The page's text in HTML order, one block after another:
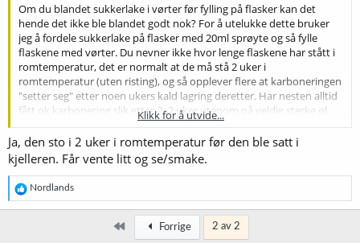
Om du blandet sukkerlake i vørter før fylling på flasker kan det
hende det ikke ble blandet godt nok? For å utelukke dette bruker
jeg å fordele sukkerlake på flasker med 20ml sprøyte og så fylle
flaskene med vørter. Du nevner ikke hvor lenge flaskene har stått i
romtemperatur, det er normalt at de må stå 2 uker i
romtemperatur (uten risting), og så opplever flere at karboneringen
"setter seg" etter noen ukers kald lagring deretter. Har nesten alltid
fått ok karbonering slik etter 2+2 uker utenom på veldig sterke øl,
men merk at du kan fortsatt få lite/dårlig skum selv om karbonering
er riktig.
Klikk for å utvide...
Ja, den sto i 2 uker i romtemperatur før den ble satt i
kjelleren. Får vente litt og se/smake.
R
e
a
Nordlands
Først Forrige 2 av 2